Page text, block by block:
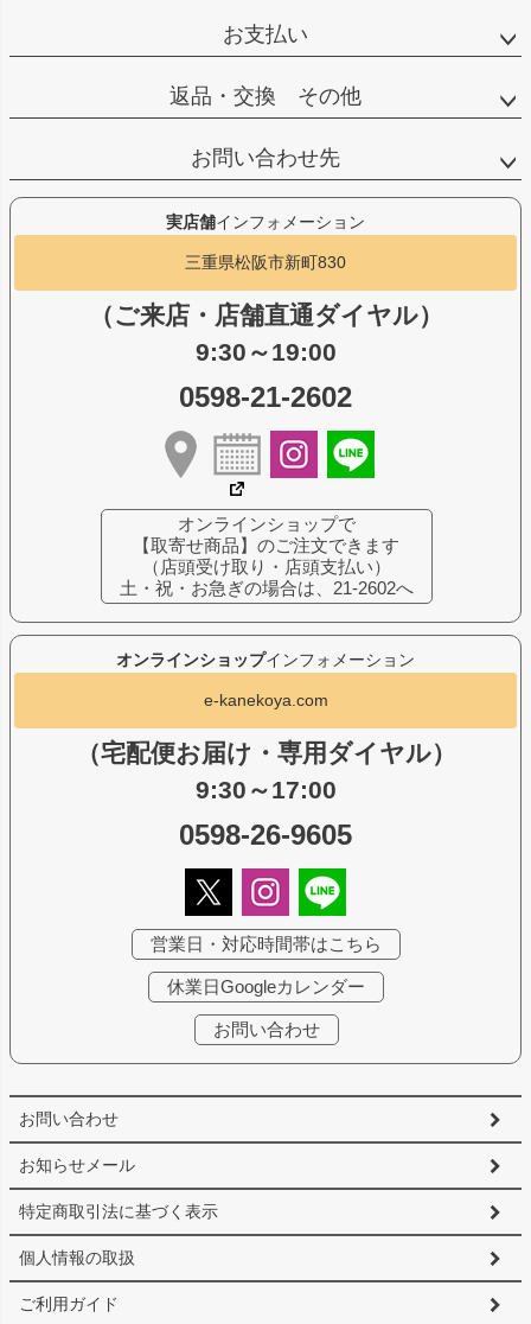
お支払い
返品・交換 その他
お問い合わせ先
お問い合わせ
お知らせメール
特定商取引法に基づく表示
個人情報の取扱
ご利用ガイド
オンラインショップインフォメーション
e-kanekoya.com
（宅配便お届け・専用ダイヤル）
9:30～17:00
0598-26-9605
営業日・対応時間帯はこちら
休業日Googleカレンダー
お問い合わせ
実店舗インフォメーション
三重県松阪市新町830
（ご来店・店舗直通ダイヤル）
9:30～19:00
0598-21-2602
オンラインショップで
【取寄せ商品】のご注文できます
（店頭受け取り・店頭支払い）
土・祝・お急ぎの場合は、21-2602へ